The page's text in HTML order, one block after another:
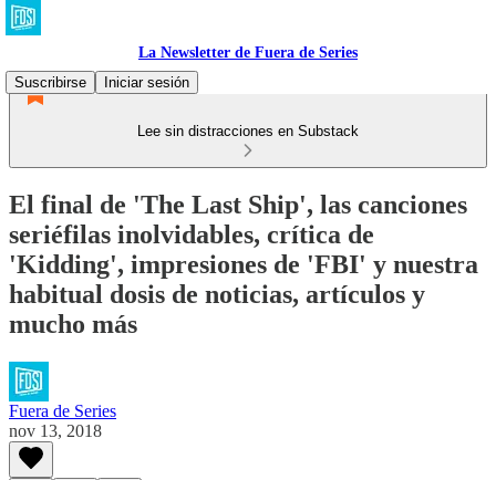
La Newsletter de Fuera de Series
Suscribirse
Iniciar sesión
Lee sin distracciones en Substack
El final de 'The Last Ship', las canciones
seriéfilas inolvidables, crítica de
'Kidding', impresiones de 'FBI' y nuestra
habitual dosis de noticias, artículos y
mucho más
Fuera de Series
nov 13, 2018